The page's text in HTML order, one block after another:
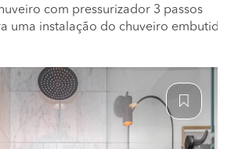
com pressurizador 3 passos
uma instalação do chuveiro embutido